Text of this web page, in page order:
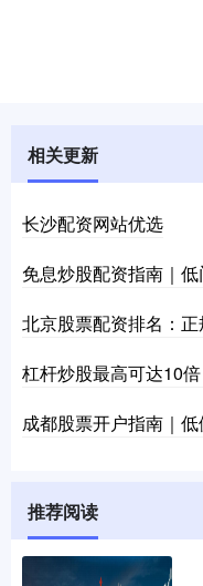
相关更新
长沙配资网站优选
免息炒股配资指南｜
北京股票配资排名：
杠杆炒股最高可达10
成都股票开户指南｜
推荐阅读